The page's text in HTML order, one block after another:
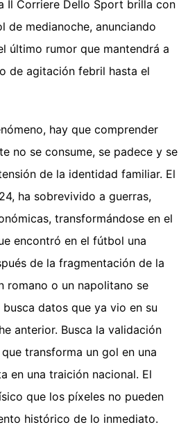
Il Corriere Dello Sport brilla con
de medianoche, anunciando
último rumor que mantendrá a
de agitación febril hasta el
hay que comprender
no se consume, se padece y se
de la identidad familiar. El
ha sobrevivido a guerras,
transformándose en el
encontró en el fútbol una
de la fragmentación de la
romano o un napolitano se
datos que ya vio en su
anterior. Busca la validación
transforma un gol en una
en una traición nacional. El
que los píxeles no pueden
histórico de lo inmediato.